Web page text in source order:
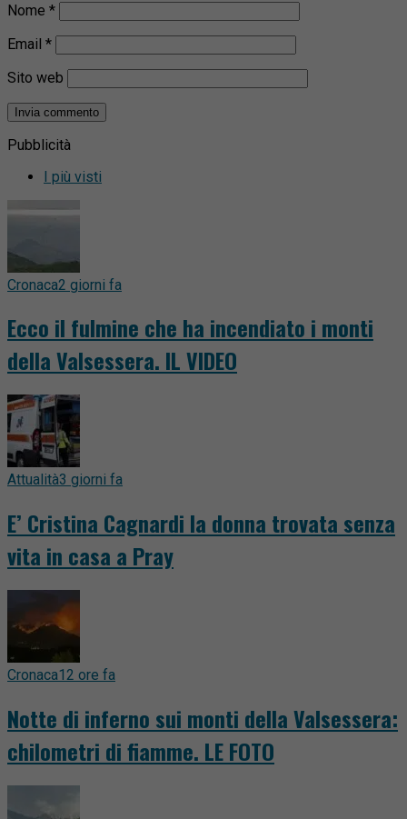
Nome *
Email *
Sito web
Pubblicità
I più visti
Cronaca2 giorni fa
Ecco il fulmine che ha incendiato i monti
della Valsessera. IL VIDEO
Attualità3 giorni fa
E’ Cristina Cagnardi la donna trovata senza
vita in casa a Pray
Cronaca12 ore fa
Notte di inferno sui monti della Valsessera:
chilometri di fiamme. LE FOTO